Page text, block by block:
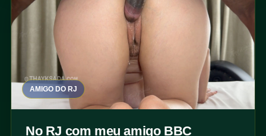
AMIGO DO RJ
No RJ com meu amigo BBC